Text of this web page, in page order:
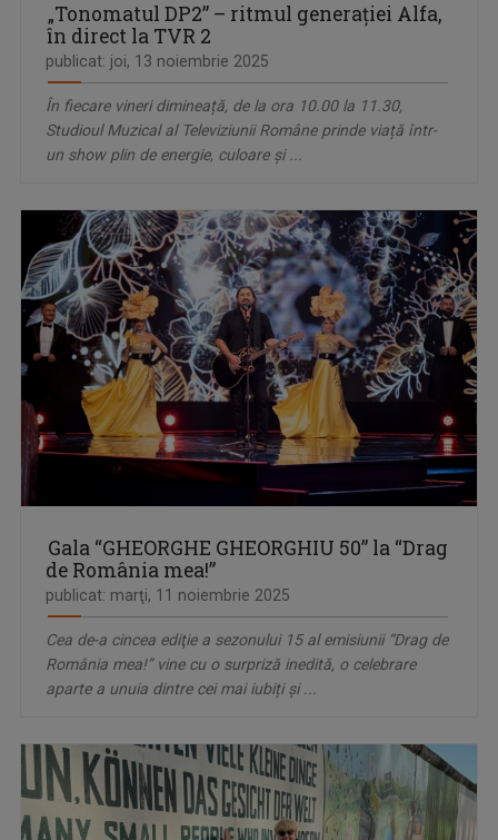
„Tonomatul DP2” – ritmul generației Alfa,
în direct la TVR 2
publicat: joi, 13 noiembrie 2025
În fiecare vineri dimineață, de la ora 10.00 la 11.30,
Studioul Muzical al Televiziunii Române prinde viață într-
un show plin de energie, culoare și ...
Gala “GHEORGHE GHEORGHIU 50” la “Drag
de România mea!”
publicat: marţi, 11 noiembrie 2025
Cea de-a cincea ediţie a sezonului 15 al emisiunii “Drag de
România mea!” vine cu o surpriză inedită, o celebrare
aparte a unuia dintre cei mai iubiți și ...